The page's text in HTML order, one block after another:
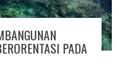
PADA